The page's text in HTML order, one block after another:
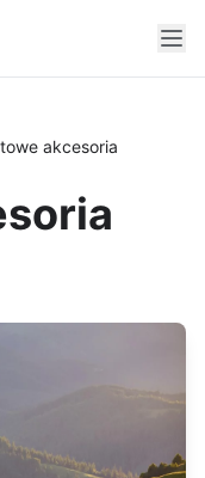
akcesoria